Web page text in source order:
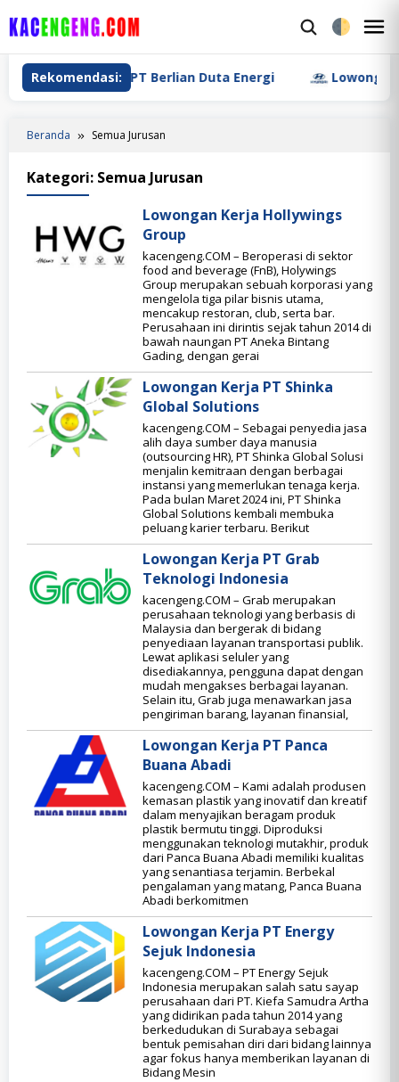
Rekomendasi:
Kerja PT Berlian Duta Energi Lowongan
Beranda Semua Jurusan
Kategori: Semua Jurusan
Lowongan Kerja Hollywings
Group
kacengeng.COM – Beroperasi di sektor
food and beverage (FnB), Holywings
Group merupakan sebuah korporasi yang
mengelola tiga pilar bisnis utama,
mencakup restoran, club, serta bar.
Perusahaan ini dirintis sejak tahun 2014 di
bawah naungan PT Aneka Bintang
Gading, dengan gerai
Lowongan Kerja PT Shinka
Global Solutions
kacengeng.COM – Sebagai penyedia jasa
alih daya sumber daya manusia
(outsourcing HR), PT Shinka Global Solusi
menjalin kemitraan dengan berbagai
instansi yang memerlukan tenaga kerja.
Pada bulan Maret 2024 ini, PT Shinka
Global Solutions kembali membuka
peluang karier terbaru. Berikut
Lowongan Kerja PT Grab
Teknologi Indonesia
kacengeng.COM – Grab merupakan
perusahaan teknologi yang berbasis di
Malaysia dan bergerak di bidang
penyediaan layanan transportasi publik.
Lewat aplikasi seluler yang
disediakannya, pengguna dapat dengan
mudah mengakses berbagai layanan.
Selain itu, Grab juga menawarkan jasa
pengiriman barang, layanan finansial,
Lowongan Kerja PT Panca
Buana Abadi
kacengeng.COM – Kami adalah produsen
kemasan plastik yang inovatif dan kreatif
dalam menyajikan beragam produk
plastik bermutu tinggi. Diproduksi
menggunakan teknologi mutakhir, produk
dari Panca Buana Abadi memiliki kualitas
yang senantiasa terjamin. Berbekal
pengalaman yang matang, Panca Buana
Abadi berkomitmen
Lowongan Kerja PT Energy
Sejuk Indonesia
kacengeng.COM – PT Energy Sejuk
Indonesia merupakan salah satu sayap
perusahaan dari PT. Kiefa Samudra Artha
yang didirikan pada tahun 2014 yang
berkedudukan di Surabaya sebagai
bentuk pemisahan diri dari bidang lainnya
agar fokus hanya memberikan layanan di
Bidang Mesin